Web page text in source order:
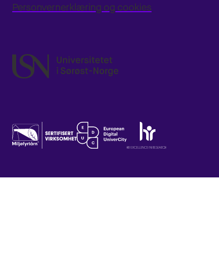
Personvernerklæring og cookies